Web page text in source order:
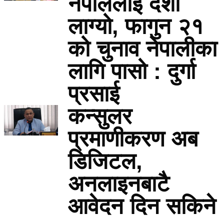
लाग्यो, फागुन २१
को चुनाव नेपालीका
लागि पासो : दुर्गा
प्रसाई
कन्सुलर
प्रमाणीकरण अब
डिजिटल,
अनलाइनबाटै
आवेदन दिन सकिने